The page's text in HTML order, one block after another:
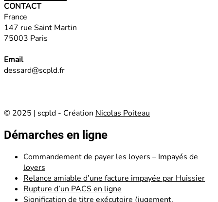
CONTACT
France
147 rue Saint Martin
75003 Paris
Email
dessard@scpld.fr
© 2025 | scpld - Création Nicolas Poiteau
Démarches en ligne
Commandement de payer les loyers – Impayés de
loyers
Relance amiable d’une facture impayée par Huissier
Rupture d’un PACS en ligne
Signification de titre exécutoire (jugement,